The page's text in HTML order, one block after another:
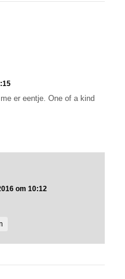
er eentje. One of a kind
om 10:12